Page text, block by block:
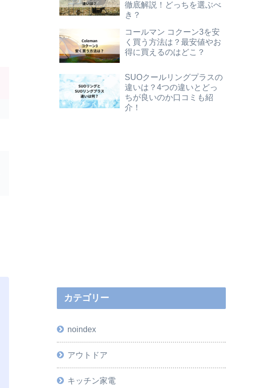
徹底解説！どっちを選ぶべ
き？
コールマン コクーン3を安
く買う方法は？最安値やお
得に買えるのはどこ？
SUOクールリングプラスの
違いは？4つの違いとどっ
ちが良いのか口コミも紹
介！
カテゴリー
noindex
アウトドア
キッチン家電